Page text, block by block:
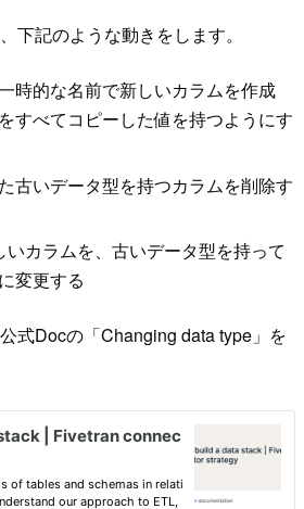
下記のような動きをします。
時的な名前で新しいカラムを作成
すべてコピーした値を持つようにす
古いデータ型を持つカラムを削除す
カラムを、古いデータ型を持って
変更する
式Docの「Changing data type」を